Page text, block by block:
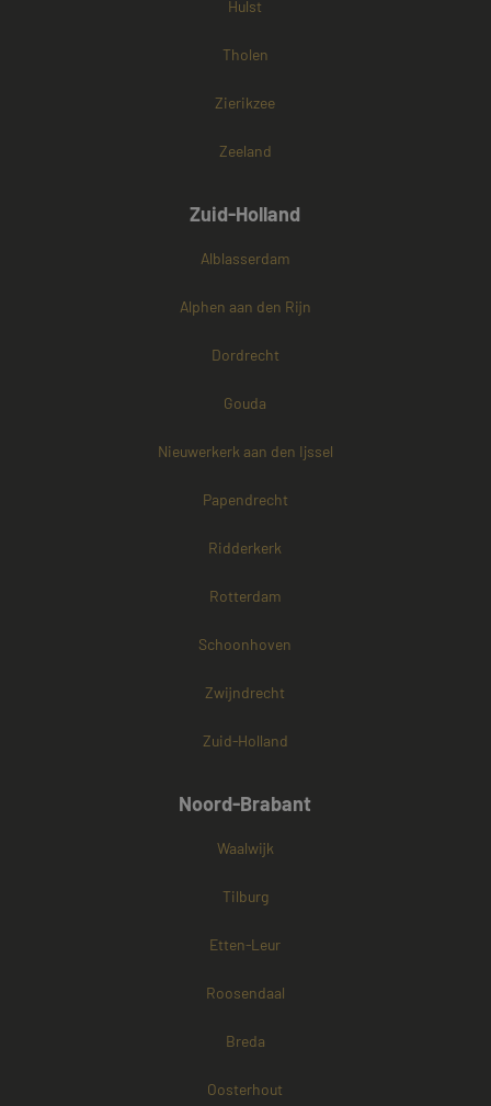
Hulst
Tholen
Zierikzee
Zeeland
Zuid-Holland
Alblasserdam
Alphen aan den Rijn
Dordrecht
Gouda
Nieuwerkerk aan den Ijssel
Papendrecht
Ridderkerk
Rotterdam
Schoonhoven
Zwijndrecht
Zuid-Holland
Noord-Brabant
Waalwijk
Tilburg
Etten-Leur
Roosendaal
Breda
Oosterhout